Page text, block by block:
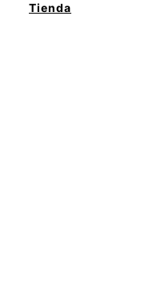
Tienda